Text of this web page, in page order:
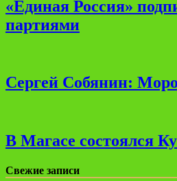
«Единая Россия»
партиями
Сергей Собянин:
В Магасе состоялся
Свежие записи